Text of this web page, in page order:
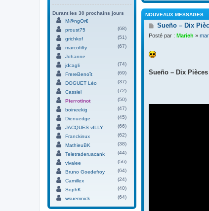
NOUVEAUX MESSAGES
M
s
a
g
Sueño – Dix
Posté par : Marieh »
Sueño – Dix
Durant les 30 prochains jours
M@ngOr€
proust75
(68)
grichkof
(51)
marcofifty
(67)
Johanne
jdcagli
(74)
FrereBenoît
(69)
DOGUET Léo
(37)
Cassiel
(72)
Pierrotinot
(50)
boineekig
(47)
Dienuedge
(45)
JACQUES vILLY
(66)
Franckinux
(62)
MathieuBK
(38)
Teletraderuacank
(44)
vivalee
(56)
Bruno Goedefroy
(64)
Camillex
(24)
SophK
(40)
wsuemnick
(64)